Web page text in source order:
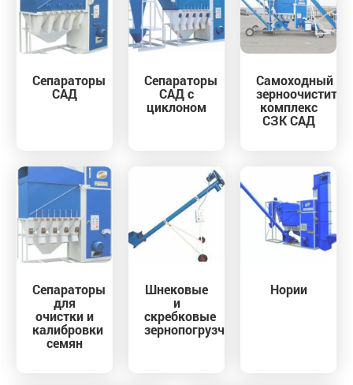
Сепараторы
САД
Сепараторы
САД с
циклоном
Cамоходный
комплекс
СЗК САД
Сепараторы
для
очистки и
калибровки
семян
Шнековые
и
скребковые
зернопогрузчики
Нории